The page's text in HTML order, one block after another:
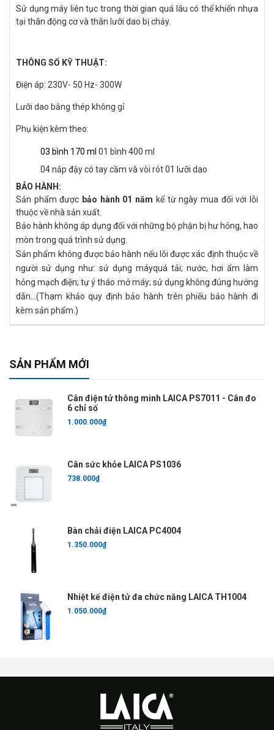
Sử dụng máy liên tục trong thời gian quá lâu có thể khiến nhựa
tại thân động cơ và thân lưỡi dao bị chảy.
THÔNG SỐ KỸ THUẬT:
Điện áp: 230V- 50 Hz- 300W
Lưỡi dao bằng thép không gỉ
Phụ kiện kèm theo:
03 bình 170 ml 01 bình 400 ml
04 nắp đậy có tay cầm và vòi rót01 lưỡi dao
BẢO HÀNH:
Sản phẩm được bảo hành 01 năm kể từ ngày mua đối với lỗi
thuộc về nhà sản xuất.
Bảo hành không áp dụng đối với những bộ phận bị hư hỏng, hao
mòn trong quá trình sử dụng.
Sản phẩm không được bảo hành nếu lỗi được xác định thuộc về
người sử dụng như: sử dụng máyquá tải; nước, hơi ẩm làm
hỏng mạch điện; tự ý tháo mở máy; sử dụng không đúng hướng
dẫn…(Tham khảo quy định bảo hành trên phiếu bảo hành đi
kèm sản phẩm.)
SẢN PHẨM MỚI
Cân điện tử thông minh LAICA PS7011 - Cân đo
6 chỉ số
1.000.000₫
Cân sức khỏe LAICA PS1036
738.000₫
Bàn chải điện LAICA PC4004
1.350.000₫
Nhiệt kế điện tử đa chức năng LAICA TH1004
1.050.000₫